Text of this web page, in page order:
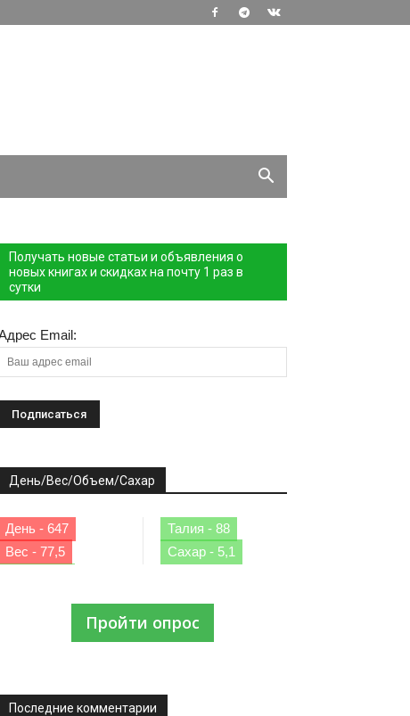
Получать новые статьи и объявления о
новых книгах и скидках на почту 1 раз в
сутки
Email:
День/Вес/Объем/Сахар
День - 647
Вес - 77,5
Талия - 88
Сахар - 5,1
Пройти опрос
Последние комментарии